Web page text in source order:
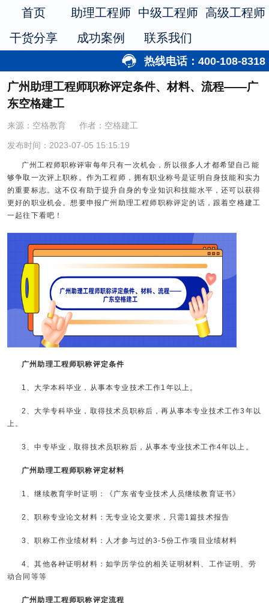
首页 助理工程师 中级工程师 高级工程师
干货分享
成功案例 联系我们
热线电话：400-108-8318
广州助理工程师职称评定条件、材料、流程——广
东空格建工
来源：空格教育 作者：空格建工
发布时间：2023-07-05 15:15:19
广州工程师职称评审每年只有一次机会，所以很多人才都希望自己能
够争取一次评上职称。作为工程师，拥有职业称号是证明自身技能和实力
的重要标志。这不仅有助于提升自身的专业知识和技能水平，还可以获得
更好的职业机会。想要申报广州助理工程师职称评定的话，跟着空格建工
一起往下看吧！
广州助理工程师职称评定条件
1、大学本科毕业，从事本专业技术工作1年以上。
2、大学专科毕业，取得技术员职称后，再从事本专业技术工作3年以
上。
3、中专毕业，取得技术员职称后，从事本专业技术工作4年以上。
广州助理工程师职称评定材料
1、继续教育学时证明：《广东省专业技术人员继续教育证书》
2、职称专业论文材料：无专业论文要求，只需1篇技术报告
3、职称工作业绩材料：人才参与过的3-5份工作项目业绩材料
4、其他各种证明材料：如学历学位的相关证明材料、工作证明、劳
动合同等等
广州助理工程师职称评定流程